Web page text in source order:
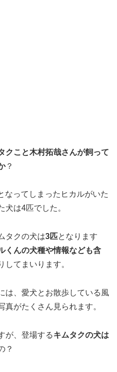
クこと木村拓哉さんが飼って
？
なってしまったヒカルがいた
犬は4匹でした。
タクの犬は3匹となります
くんの犬種や情報なども含
してまいります。
は、愛犬とお散歩している風
がたくさん見られます。
が、登場するキムタクの犬は
？